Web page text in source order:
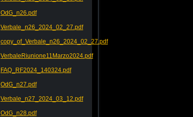
OdG_n26.pdf
Verbale_n26_2024_02_27.pdf
copy_of_Verbale_n26_2024_02_27.pdf
VerbaleRiunione11Marzo2024.pdf
FAQ_RF2024_140324.pdf
OdG_n27.pdf
Verbale_n27_2024_03_12.pdf
OdG_n28.pdf